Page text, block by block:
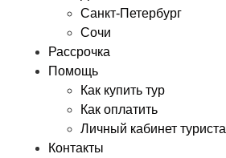
Санкт-Петербург
Сочи
Рассрочка
Помощь
Как купить тур
Как оплатить
Личный кабинет туриста
Контакты